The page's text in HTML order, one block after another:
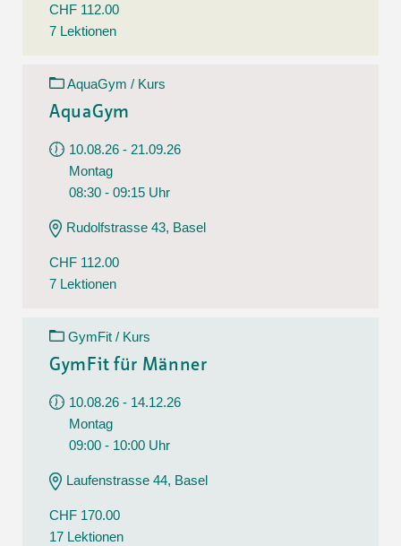
CHF 112.00
7 Lektionen
AquaGym / Kurs
AquaGym
10.08.26 - 21.09.26
Montag
08:30 - 09:15 Uhr
Rudolfstrasse 43, Basel
CHF 112.00
7 Lektionen
GymFit / Kurs
GymFit für Männer
10.08.26 - 14.12.26
Montag
09:00 - 10:00 Uhr
Laufenstrasse 44, Basel
CHF 170.00
17 Lektionen